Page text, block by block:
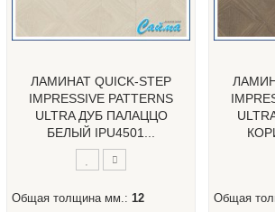
ЛАМИНАТ QUICK-STEP
IMPRESSIVE PATTERNS
ULTRA ДУБ ПАЛАЦЦО
БЕЛЫЙ IPU4501...
Общая толщина мм.: 12 Общая